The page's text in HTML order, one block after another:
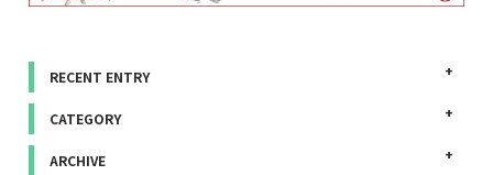
RECENT ENTRY
CATEGORY
ARCHIVE